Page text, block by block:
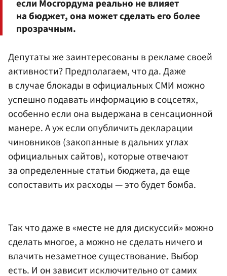
если Мосгордума реально не влияет
на бюджет, она может сделать его более
прозрачным.
Депутаты же заинтересованы в рекламе своей
активности? Предполагаем, что да. Даже
в случае блокады в официальных СМИ можно
успешно подавать информацию в соцсетях,
особенно если она выдержана в сенсационной
манере. А уж если опубличить декларации
чиновников (закопанные в дальних углах
официальных сайтов), которые отвечают
за определенные статьи бюджета, да еще
сопоставить их расходы — это будет бомба.
Так что даже в «месте не для дискуссий» можно
сделать многое, а можно не сделать ничего и
влачить незаметное существование. Выбор
есть. И он зависит исключительно от самих